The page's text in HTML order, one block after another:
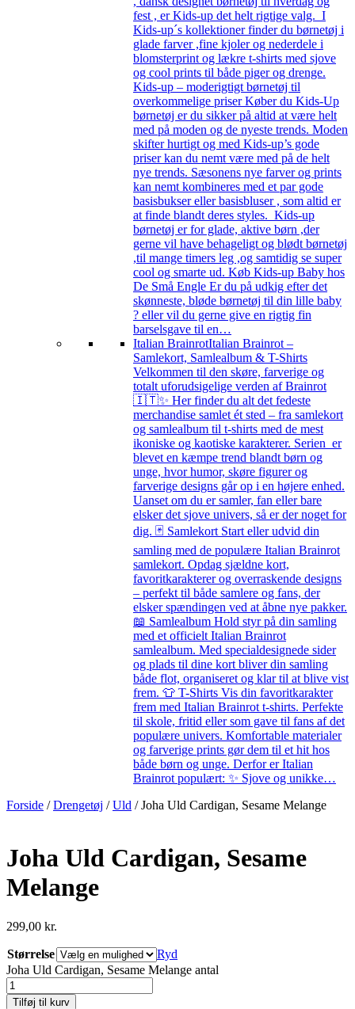
fest , er Kids-up det helt rigtige valg. I
Kids-up´s kollektioner finder du børnetøj i
glade farver ,fine kjoler og nederdele i
blomsterprint og lækre t-shirts med sjove
og cool prints til både piger og drenge.
Kids-up – moderigtigt børnetøj til
overkommelige priser Køber du Kids-Up
børnetøj er du sikker på altid at være helt
med på moden og de nyeste trends. Moden
skifter hurtigt og med Kids-up’s gode
priser kan du nemt være med på de helt
nye trends. Sæsonens nye farver og prints
kan nemt kombineres med et par gode
basisbukser eller basisbluser , som altid er
at finde blandt deres styles. Kids-up
børnetøj er for glade, aktive børn ,der
gerne vil have behageligt og blødt børnetøj
,til mange timers leg ,og samtidig se super
cool og smarte ud. Køb Kids-up Baby hos
De Små Engle Er du på udkig efter det
skønneste, bløde børnetøj til din lille baby
? eller vil du gerne give en rigtig fin
barselsgave til en…
Italian BrainrotItalian Brainrot –
Samlekort, Samlealbum & T-Shirts
Velkommen til den skøre, farverige og
totalt uforudsigelige verden af Brainrot
🇮🇹✨ Her finder du alt det fedeste
merchandise samlet ét sted – fra samlekort
og samlealbum til t-shirts med de mest
ikoniske og kaotiske karakterer. Serien er
blevet en kæmpe trend blandt børn og
unge, hvor humor, skøre figurer og
farverige designs går op i en højere enhed.
Uanset om du er samler, fan eller bare
elsker det sjove univers, så er der noget for
dig. 🃏 Samlekort Start eller udvid din
samling med de populære Italian Brainrot
samlekort. Opdag sjældne kort,
favoritkarakterer og overraskende designs
– perfekt til både samlere og fans, der
elsker spændingen ved at åbne nye pakker.
📖 Samlealbum Hold styr på din samling
med et officielt Italian Brainrot
samlealbum. Med specialdesignede sider
og plads til dine kort bliver din samling
både flot, organiseret og klar til at blive vist
frem. 👕 T-Shirts Vis din favoritkarakter
frem med Italian Brainrot t-shirts. Perfekte
til skole, fritid eller som gave til fans af det
populære univers. Komfortable materialer
og farverige prints gør dem til et hit hos
både børn og unge. Derfor er Italian
Brainrot populært: ✨ Sjove og unikke…
Forside /Drengetøj /Uld / Joha Uld Cardigan, Sesame Melange
Joha Uld Cardigan, Sesame
Melange
299,00 kr.
Størrelse
Ryd
Joha Uld Cardigan, Sesame Melange antal
Tilføj til kurv